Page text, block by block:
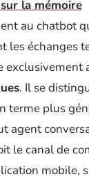
la mémoire
au chatbot
les échanges
exclusivement
. Il se
terme plus
agent
le canal de
mobile,